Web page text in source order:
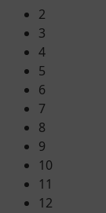
2
3
4
5
6
7
8
9
10
11
12